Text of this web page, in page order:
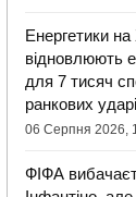
Енергетики на
відновлюють
для 7 тисяч
ранкових
06 Серпня 2026,
ФІФА